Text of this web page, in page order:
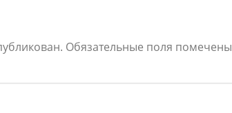
Обязательные поля помечены